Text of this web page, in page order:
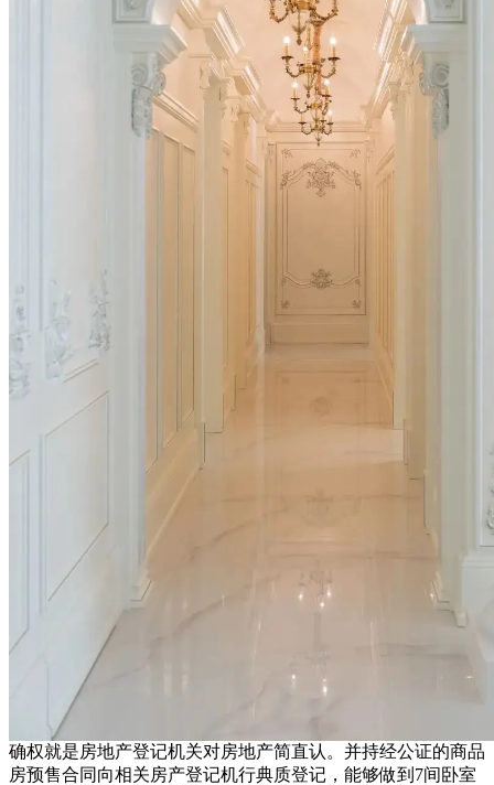
确权就是房地产登记机关对房地产简直认。并持经公证的商品
房预售合同向相关房产登记机行典质登记，能够做到7间卧室